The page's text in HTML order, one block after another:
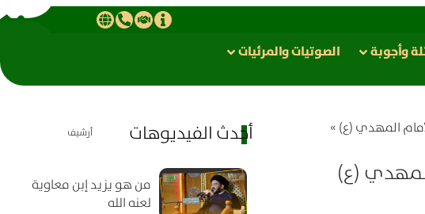
وأجوبة الصوتیات والمرئیات
المهدي (ع) »
(ع)
أحدث الفيديوهات أرشيف
من هو يزيد إبن معاوية
لعنه الله